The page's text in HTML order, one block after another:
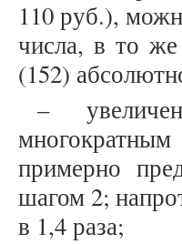
110 руб.),
числа, в то же
(152)
–
примерно
шагом 2;
в 1,4 раза;